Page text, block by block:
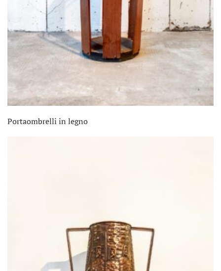
Portaombrelli in legno